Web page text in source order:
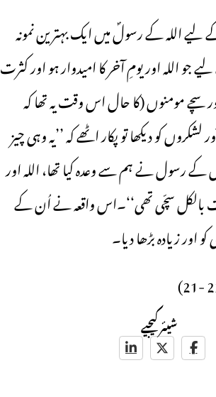
اللہ کے رسولؐ میں ایک بہترین نمونہ
اللہ اور یومِ آخر کا امیدوار ہو اور کثرت
سچے مومنوں (کا حال اس وقت یہ تھا کہ
کو دیکھا تو پکار اٹھے کہ ’’یہ وہی چیز
رسول نے ہم سے وعدہ کیا تھا، اللہ اور
سچّی تھی‘‘۔اس واقعہ نے اُن کے
اور زیادہ بڑھا دیا۔
شیئر کیجیے